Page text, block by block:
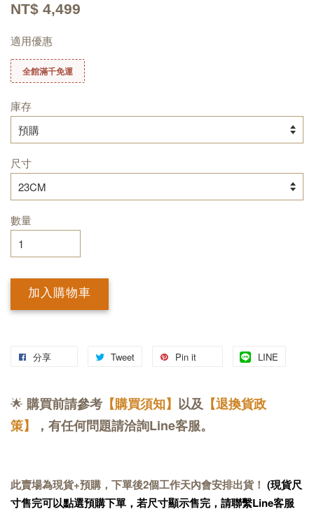
NT$ 4,499
適用優惠
全館滿千免運
庫存
尺寸
數量
加入購物車
分享 Tweet Pin it LINE
🌟 購買前請參考 【購買須知】 以及 【退換貨政
策】
，有任何問題請洽詢Line客服。
此賣場為現貨+預購，下單後2個工作天內會安排出貨！ (現貨尺
寸售完可以點選預購下單，若尺寸顯示售完，請聯繫Line客服